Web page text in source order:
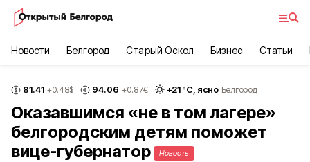
Новости Белгород Старый Оскол Бизнес Статьи
81.41 +0.48$ 94.06 +0.87€ +21°С, ясно Белгород
Оказавшимся «не в том лагере»
белгородским детям поможет
вице-губернатор
Новость